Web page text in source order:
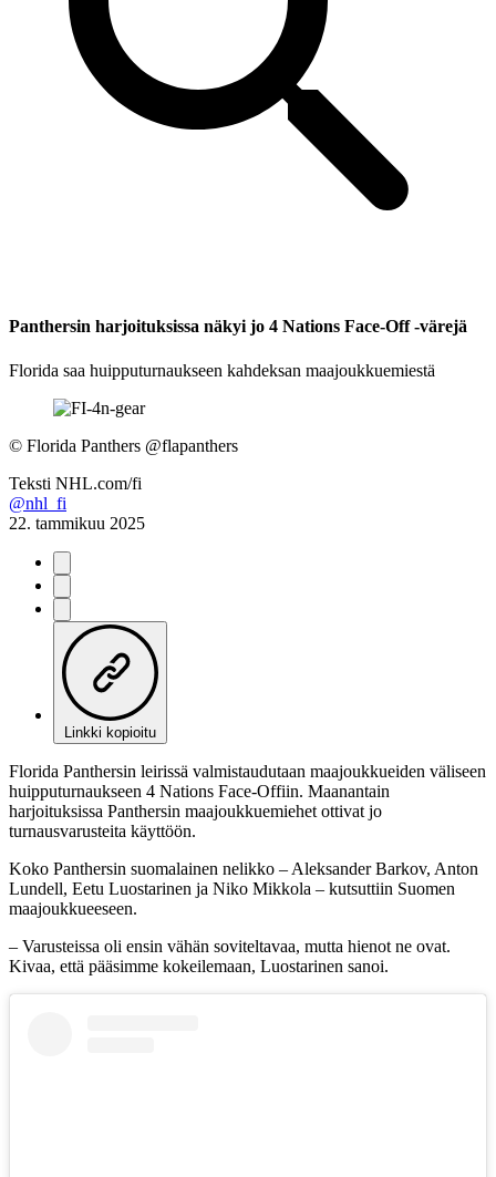
Panthersin harjoituksissa näkyi jo 4 Nations Face-Off -värejä
Florida saa huipputurnaukseen kahdeksan maajoukkuemiestä
© Florida Panthers @flapanthers
Teksti NHL.com/fi
@nhl_fi
22. tammikuu 2025
Linkki kopioitu
Florida Panthersin leirissä valmistaudutaan maajoukkueiden väliseen
huipputurnaukseen 4 Nations Face-Offiin. Maanantain
harjoituksissa Panthersin maajoukkuemiehet ottivat jo
turnausvarusteita käyttöön.
Koko Panthersin suomalainen nelikko – Aleksander Barkov, Anton
Lundell, Eetu Luostarinen ja Niko Mikkola – kutsuttiin Suomen
maajoukkueeseen.
– Varusteissa oli ensin vähän soviteltavaa, mutta hienot ne ovat.
Kivaa, että pääsimme kokeilemaan, Luostarinen sanoi.